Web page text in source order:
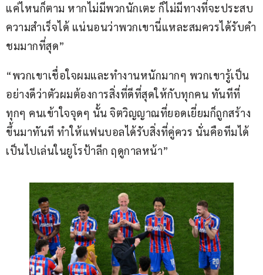
แค่ไหนก็ตาม หากไม่มีพวกนักเตะ ก็ไม่มีทางที่จะประสบ
ความสำเร็จได้ แน่นอนว่าพวกเขานี่แหละสมควรได้รับคำ
ชมมากที่สุด”
“พวกเขาเชื่อใจผมและทำงานหนักมากๆ พวกเขารู้เป็น
อย่างดีว่าตัวผมต้องการสิ่งที่ดีที่สุดให้กับทุกคน ทันทีที่
ทุกๆ คนเข้าใจจุดๆ นั้น จิตวิญญาณที่ยอดเยี่ยมก็ถูกสร้าง
ขึ้นมาทันที ทำให้แฟนบอลได้รับสิ่งที่คู่ควร นั่นคือทีมได้
เป็นไปเล่นในยูโรป้าลีก ฤดูกาลหน้า”